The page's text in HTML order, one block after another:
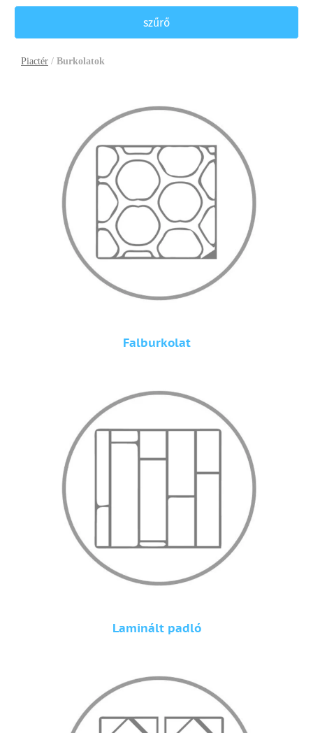
szűrő
Piactér / Burkolatok
Falburkolat
Laminált padló